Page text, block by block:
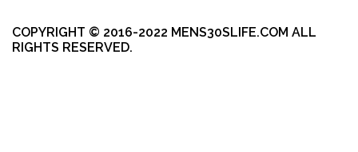
COPYRIGHT © 2016-2022 MENS30SLIFE.COM ALL
RIGHTS RESERVED.